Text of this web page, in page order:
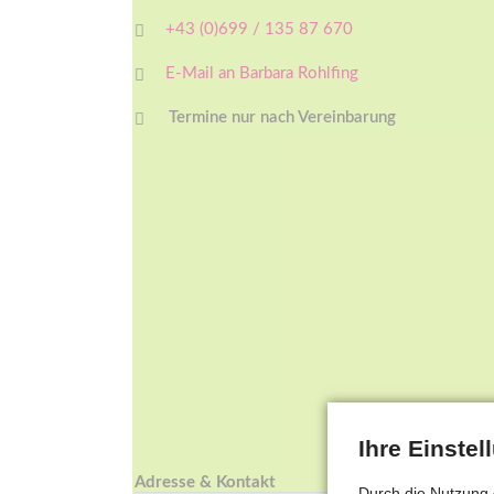
+43 (0)699 / 135 87 670
E-Mail an Barbara Rohlfing
Termine nur nach Vereinbarung
Adresse & Kontakt
Ihre